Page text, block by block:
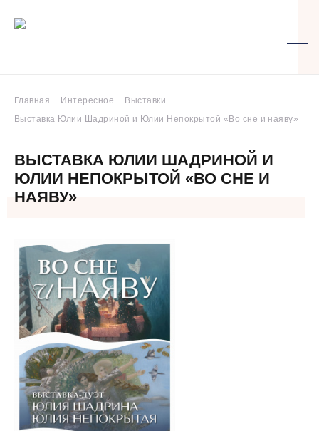
Главная Интересное
Выставки
Выставка Юлии Шадриной и Юлии Непокрытой «Во сне и наяву»
ВЫСТАВКА ЮЛИИ ШАДРИНОЙ И
ЮЛИИ НЕПОКРЫТОЙ «ВО СНЕ И
НАЯВУ»